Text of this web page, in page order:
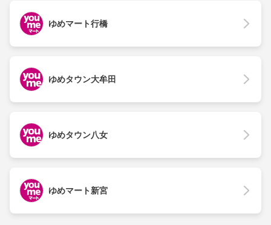
ゆめマート行橋
ゆめタウン大牟田
ゆめタウン八女
ゆめマート新宮